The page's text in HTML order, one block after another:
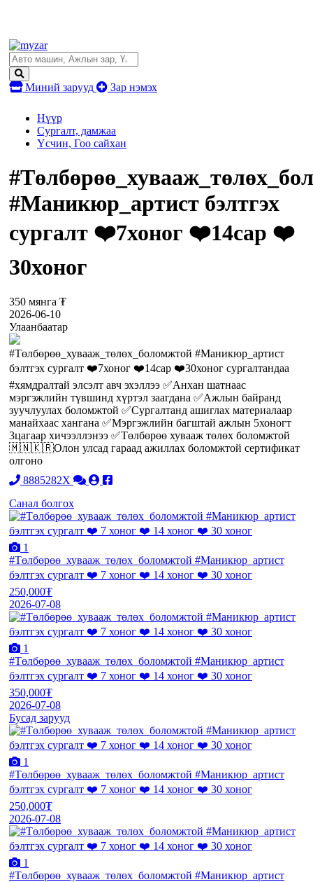
Миний зарууд Зар нэмэх
Нүүр
Сургалт, дамжаа
Үсчин, Гоо сайхан
#Маникюр_артист бэлтгэх
сургалт ❤️7хоног ❤️14сар ❤️
30хоног
350 мянга ₮
2026-06-10
Улаанбаатар
#Төлбөрөө_хувааж_төлөх_боломжтой #Маникюр_артист
бэлтгэх сургалт ❤️7хоног ❤️14сар ❤️30хоног сургалтандаа
#хямдралтай элсэлт авч эхэллээ ✅Анхан шатнаас
мэргэжлийн түвшинд хүртэл заагдана ✅Ажлын байранд
зуучлуулах боломжтой ✅Сургалтанд ашиглах материалаар
манайхаас хангана ✅Мэргэжлийн багштай ажлын 5хоногт
3цагаар хичээллэнээ ✅Төлбөрөө хувааж төлөх боломжтой
🇲🇳🇰🇷Олон улсад гараад ажиллах боломжтой сертификат
олгоно
8885282X
Санал болгох
1
#Төлбөрөө_хувааж_төлөх_боломжтой #Маникюр_артист
бэлтгэх сургалт ❤️ 7 хоног ❤️ 14 хоног ❤️ 30 хоног
250,000₮
2026-07-08
1
#Төлбөрөө_хувааж_төлөх_боломжтой #Маникюр_артист
бэлтгэх сургалт ❤️ 7 хоног ❤️ 14 хоног ❤️ 30 хоног
350,000₮
2026-07-08
Бусад зарууд
1
#Төлбөрөө_хувааж_төлөх_боломжтой #Маникюр_артист
бэлтгэх сургалт ❤️ 7 хоног ❤️ 14 хоног ❤️ 30 хоног
250,000₮
2026-07-08
1
#Төлбөрөө_хувааж_төлөх_боломжтой #Маникюр_артист